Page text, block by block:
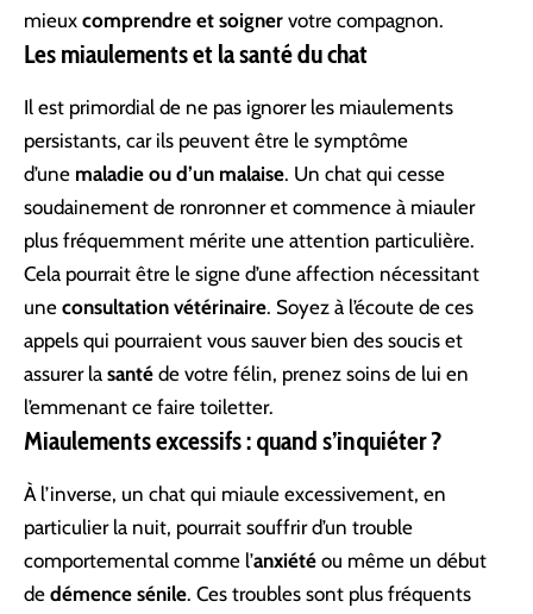
mieux comprendre et soigner votre compagnon.
Les miaulements et la santé du chat
Il est primordial de ne pas ignorer les miaulements
persistants, car ils peuvent être le symptôme
d’une maladie ou d’un malaise. Un chat qui cesse
soudainement de ronronner et commence à miauler
plus fréquemment mérite une attention particulière.
Cela pourrait être le signe d’une affection nécessitant
une consultation vétérinaire. Soyez à l’écoute de ces
appels qui pourraient vous sauver bien des soucis et
assurer la santé de votre félin, prenez soins de lui en
l’emmenant ce faire toiletter.
Miaulements excessifs : quand s’inquiéter ?
À l’inverse, un chat qui miaule excessivement, en
particulier la nuit, pourrait souffrir d’un trouble
comportemental comme l’anxiété ou même un début
de démence sénile. Ces troubles sont plus fréquents